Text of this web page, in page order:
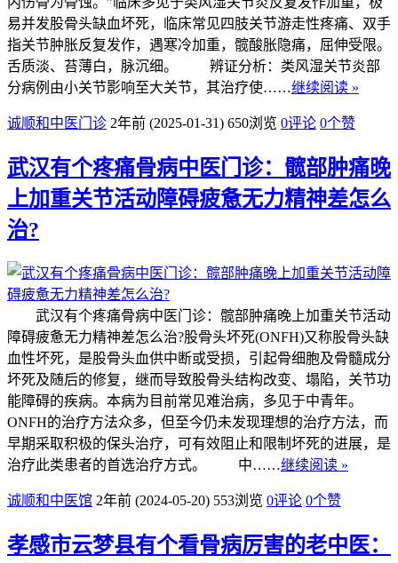
易并发股骨头缺血坏死，临床常见四肢关节游走性疼痛、双手
指关节肿胀反复发作，遇寒冷加重，髋酸胀隐痛，屈伸受限。
舌质淡、苔薄白，脉沉细。 辨证分析：类风湿关节炎部
分病例由小关节影响至大关节，其治疗使……继续阅读 »
诚顺和中医门诊 2年前 (2025-01-31) 650浏览 0评论 0个赞
武汉有个疼痛骨病中医门诊：髋部肿痛晚
上加重关节活动障碍疲惫无力精神差怎么
治?
武汉有个疼痛骨病中医门诊：髋部肿痛晚上加重关节活动
障碍疲惫无力精神差怎么治?股骨头坏死(ONFH)又称股骨头缺
血性坏死，是股骨头血供中断或受损，引起骨细胞及骨髓成分
坏死及随后的修复，继而导致股骨头结构改变、塌陷，关节功
能障碍的疾病。本病为目前常见难治病，多见于中青年。
ONFH的治疗方法众多，但至今仍未发现理想的治疗方法，而
早期采取积极的保头治疗，可有效阻止和限制坏死的进展，是
治疗此类患者的首选治疗方式。 中……继续阅读 »
诚顺和中医馆 2年前 (2024-05-20) 553浏览 0评论 0个赞
孝感市云梦县有个看骨病厉害的老中医：